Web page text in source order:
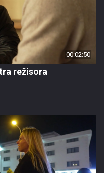
00:02:50
režisora